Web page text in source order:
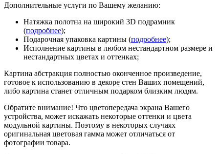
Дополнительные услуги по Вашему желанию:
Натяжка полотна на широкий 3D подрамник
(подробнее);
Подарочная упаковка картины (подробнее);
Исполнение картины в любом нестандартном размере и
нестандартных цветах и оттенках;
Картина абстракция полностью оконченное произведение,
готовое к использованию в декоре стен Ваших помещений,
либо картина станет отличным подарком близким людям.
Обратите внимание! Что цветопередача экрана Вашего
устройства, может искажать некоторые оттенки и цвета
модульной картины. Поэтому в некоторых случаях
оригинальная цветовая гамма может отличаться от
фотографии товара.